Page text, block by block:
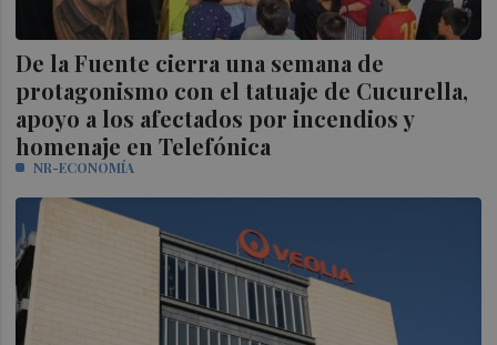
De la Fuente cierra una semana de
protagonismo con el tatuaje de Cucurella,
apoyo a los afectados por incendios y
homenaje en Telefónica
NR-ECONOMÍA